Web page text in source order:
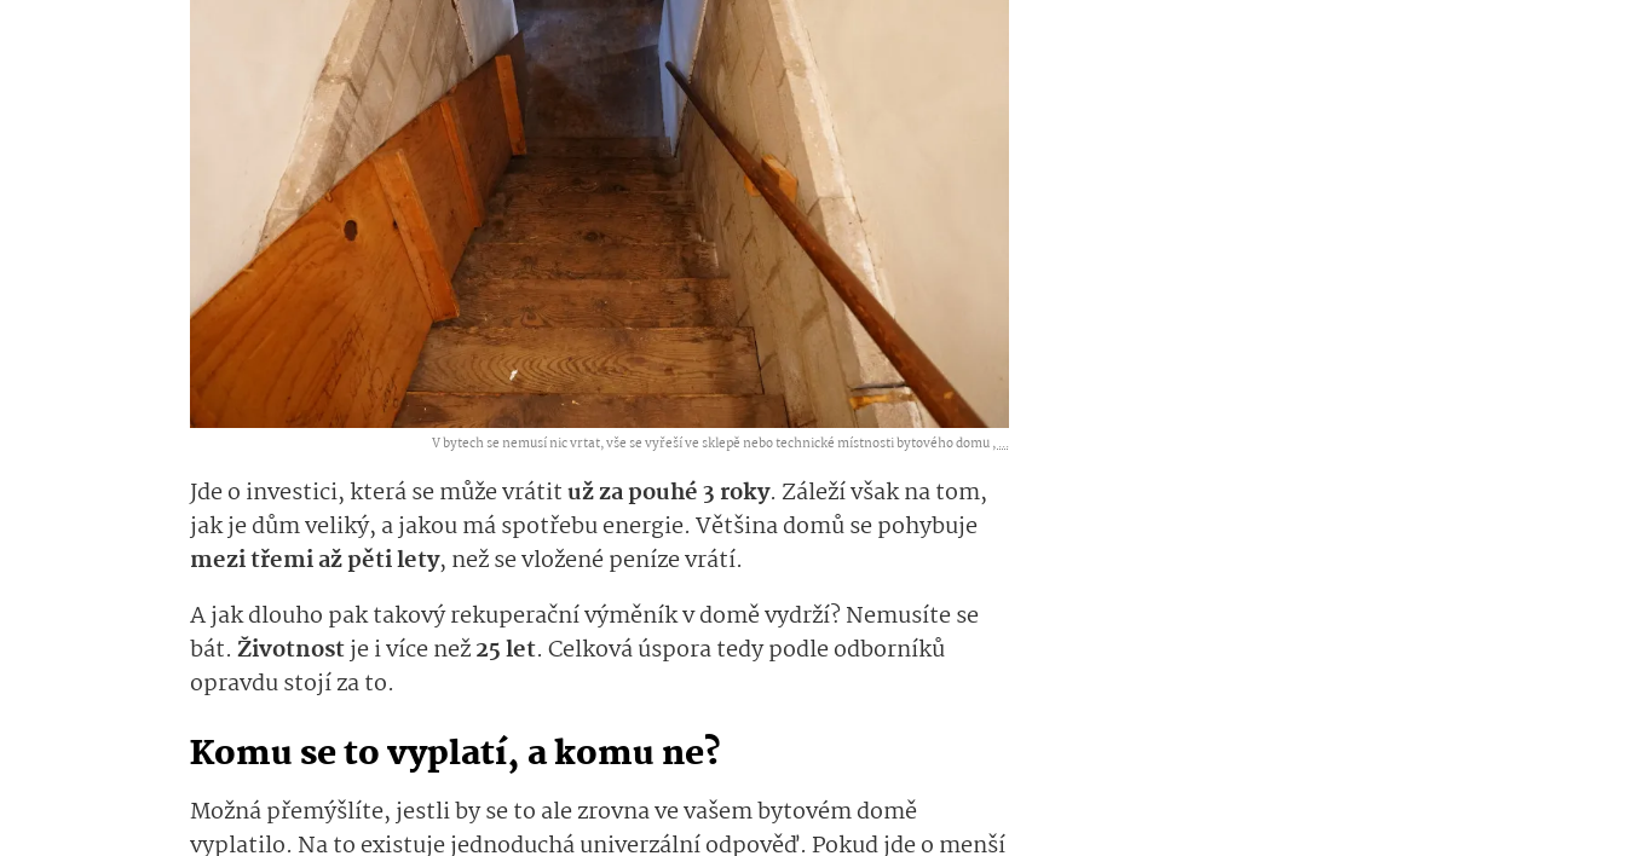
V bytech se nemusí nic vrtat, vše se vyřeší ve sklepě nebo technické místnosti bytového domu ,...
Jde o investici, která se může vrátituž za pouhé 3 roky. Záleží však na tom,
jak je dům veliký, a jakou má spotřebu energie. Většina domů se pohybuje
mezi třemi až pěti lety, než se vložené peníze vrátí.
A jak dlouho pak takový rekuperační výměník v domě vydrží? Nemusíte se
bát. Životnostje i více než25 let. Celková úspora tedy podle odborníků
opravdu stojí za to.
Komu se to vyplatí, a komu ne?
Možná přemýšlíte, jestli by se to ale zrovna ve vašem bytovém domě
vyplatilo. Na to existuje jednoduchá univerzální odpověď. Pokud jde o menší